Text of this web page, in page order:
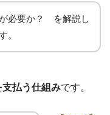
必要か？ を解説し
。
払う仕組みです。